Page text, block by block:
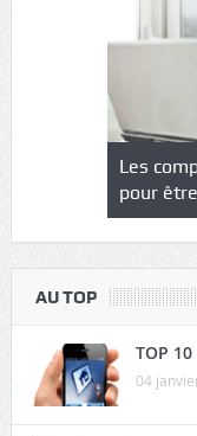
Les
pour
AU TOP
TOP
04